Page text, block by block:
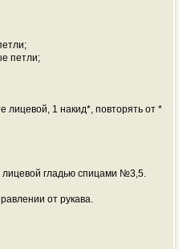
петли;
лицевой, 1 накид*, повторять от *
лицевой гладью спицами №3,5.
от рукава.